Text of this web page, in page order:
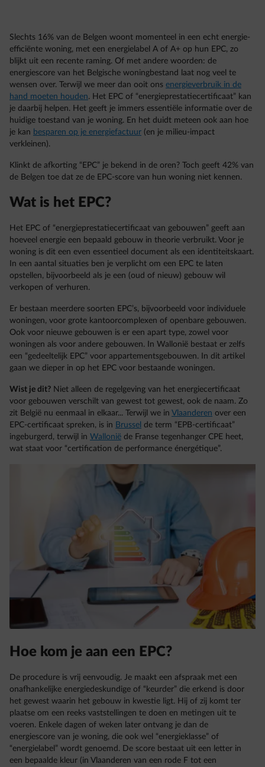
Slechts 16% van de Belgen woont momenteel in een echt energie-
efficiënte woning, met een energielabel A of A+ op hun EPC, zo
blijkt uit een recente raming. Of met andere woorden: de
energiescore van het Belgische woningbestand laat nog veel te
wensen over. Terwijl we meer dan ooit ons energieverbruik in de
hand moeten houden. Het EPC of “energieprestatiecertificaat” kan
je daarbij helpen. Het geeft je immers essentiële informatie over de
huidige toestand van je woning. En het duidt meteen ook aan hoe
je kan besparen op je energiefactuur (en je milieu-impact
verkleinen).
Klinkt de afkorting “EPC” je bekend in de oren? Toch geeft 42% van
de Belgen toe dat ze de EPC-score van hun woning niet kennen.
Wat is het EPC?
Het EPC of “energieprestatiecertificaat van gebouwen” geeft aan
hoeveel energie een bepaald gebouw in theorie verbruikt. Voor je
woning is dit een even essentieel document als een identiteitskaart.
In een aantal situaties ben je verplicht om een EPC te laten
opstellen, bijvoorbeeld als je een (oud of nieuw) gebouw wil
verkopen of verhuren.
Er bestaan meerdere soorten EPC’s, bijvoorbeeld voor individuele
woningen, voor grote kantoorcomplexen of openbare gebouwen.
Ook voor nieuwe gebouwen is er een apart type, zowel voor
woningen als voor andere gebouwen. In Wallonië bestaat er zelfs
een “gedeeltelijk EPC” voor appartementsgebouwen. In dit artikel
gaan we dieper in op het EPC voor bestaande woningen.
Wist je dit? Niet alleen de regelgeving van het energiecertificaat
voor gebouwen verschilt van gewest tot gewest, ook de naam. Zo
zit België nu eenmaal in elkaar... Terwijl we in Vlaanderen over een
EPC-certificaat spreken, is in Brussel de term “EPB-certificaat”
ingeburgerd, terwijl in Wallonië de Franse tegenhanger CPE heet,
wat staat voor “certification de performance énergétique”.
Hoe kom je aan een EPC?
De procedure is vrij eenvoudig. Je maakt een afspraak met een
onafhankelijke energiedeskundige of “keurder” die erkend is door
het gewest waarin het gebouw in kwestie ligt. Hij of zij komt ter
plaatse om een reeks vaststellingen te doen en metingen uit te
voeren. Enkele dagen of weken later ontvang je dan de
energiescore van je woning, die ook wel “energieklasse” of
“energielabel” wordt genoemd. De score bestaat uit een letter in
een bepaalde kleur (in Vlaanderen van een rode F tot een